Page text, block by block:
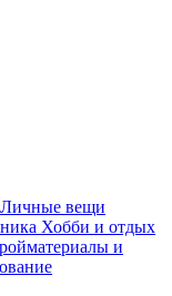
Личные вещи
Хобби и отдых
и